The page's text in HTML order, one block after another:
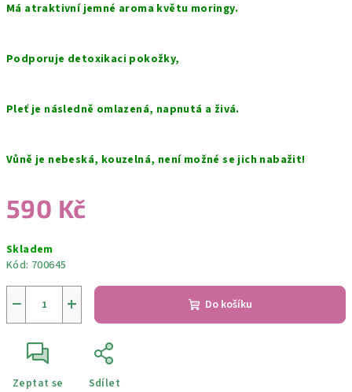
Má atraktivní jemné aroma květu moringy. ⠀
Podporuje detoxikaci pokožky,
Pleť je následně omlazená, napnutá a živá.
Vůně je nebeská, kouzelná, není možné se jich nabažit!
590 Kč
cena:
Skladem
Kód: 700645
+
− Do košíku
Zeptat se Sdílet